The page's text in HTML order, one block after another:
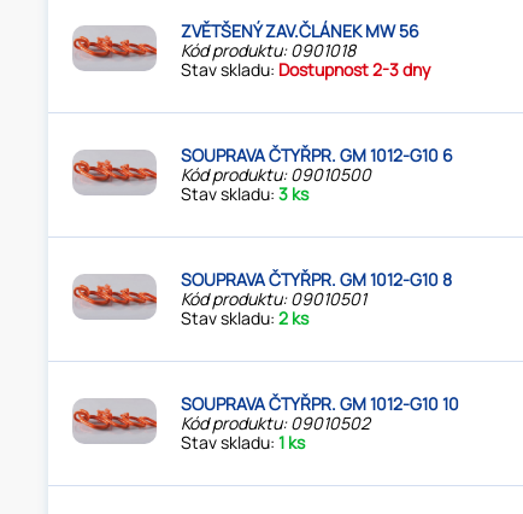
ZVĚTŠENÝ ZAV.ČLÁNEK MW 56
Kód produktu: 0901018
Stav skladu: Dostupnost 2-3 dny
SOUPRAVA ČTYŘPR. GM 1012-G10 6
Kód produktu: 09010500
Stav skladu:3 ks
SOUPRAVA ČTYŘPR. GM 1012-G10 8
Kód produktu: 09010501
Stav skladu:2 ks
SOUPRAVA ČTYŘPR. GM 1012-G10 10
Kód produktu: 09010502
Stav skladu:1 ks